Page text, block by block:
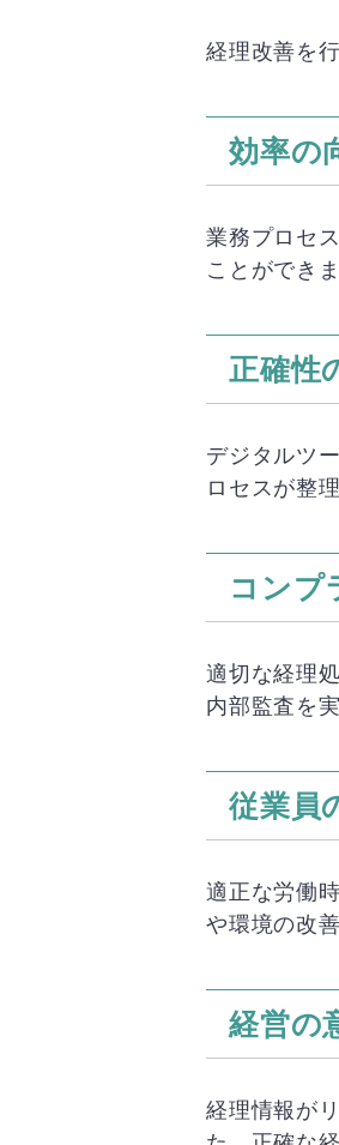
経理改善を
効率の
業務プロセ
ことができ
正確性
デジタルツ
ロセスが整
コンプ
適切な経理
内部監査を
従業員
適正な労働
や環境の改
経営の
経理情報が